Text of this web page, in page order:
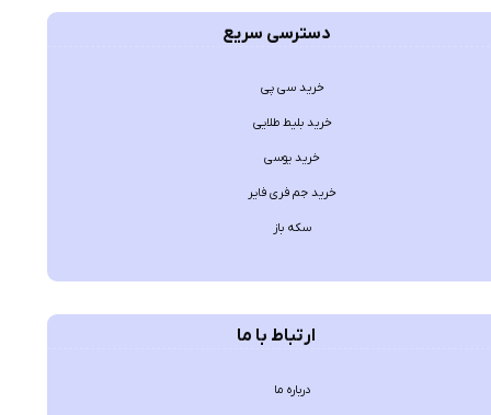
دسترسی سریع
خرید سی پی
خرید بلیط طلایی
خرید یوسی
خرید جم فری فایر
سکه باز
ارتباط با ما
درباره ما